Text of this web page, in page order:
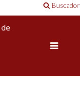
Buscador